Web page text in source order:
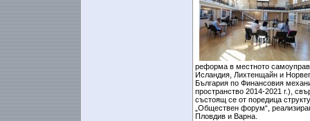
реформа в местното
Исландия, Лихтенщайн и
България по Финансовия
пространство 2014-2021 г.),
състоящ се от поредица
„Обществен форум“,
Пловдив и Варна.